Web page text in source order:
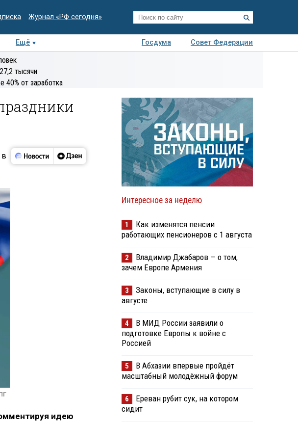
Журнал «РФ сегодня»
Ещё Госдума
Совет Федерации
тысячи
40% от заработка
в
идею
Интересное за неделю
1
Как изменятся пенсии
работающих пенсионеров с 1 августа
2
Владимир Джабаров — о том,
зачем Европе Армения
3
Законы, вступающие в силу в
августе
4
В МИД России заявили о
подготовке Европы к войне с
Россией
5
В Абхазии впервые пройдёт
масштабный молодёжный форум
6
Ереван рубит сук, на котором
сидит